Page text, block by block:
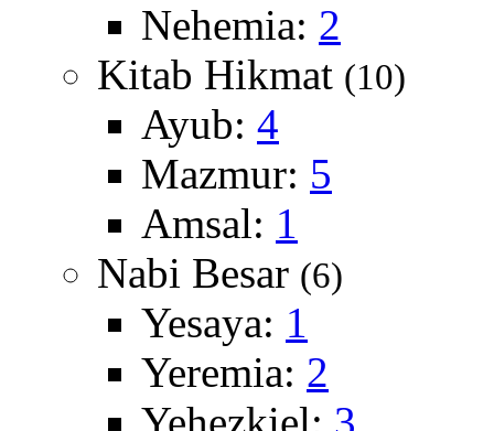
Nehemia: 2
Kitab Hikmat (10)
Ayub: 4
Mazmur: 5
Amsal: 1
Nabi Besar (6)
Yesaya: 1
Yeremia: 2